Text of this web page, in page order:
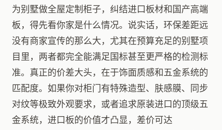
为别墅做全屋定制柜子，纠结进口板材和国产高端
板，得先看你家是什么情况。说实话，环保差距远
没有商家宣传的那么大，尤其在预算充足的别墅项
目里，两者都完全能满足国标甚至更严格的检测标
准。真正的价差大头，在于饰面质感和五金系统的
匹配度。如果你对柜门有特殊造型、肤感膜、同步
对纹等极致外观要求，或者追求原装进口的顶级五
金系统，进口板的价值才凸显，差价可达